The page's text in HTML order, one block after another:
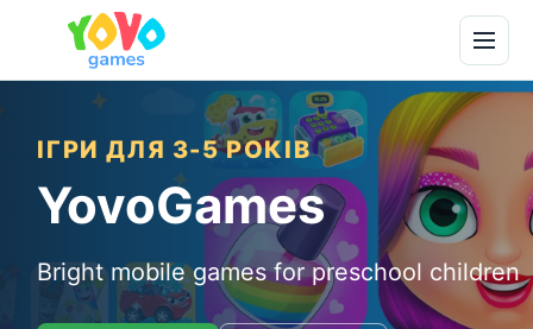
ІГРИ ДЛЯ 3-5 РОКІВ
YovoGames
Bright mobile games for preschool children